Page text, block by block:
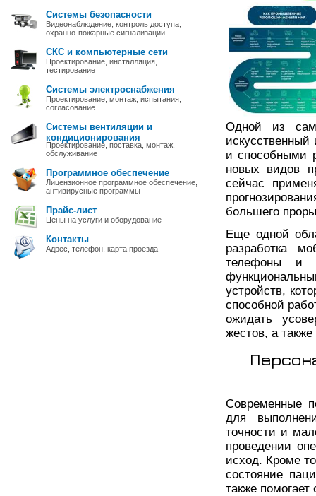
Системы безопасности
Видеонаблюдение, контроль доступа,
охранно-пожарные сигнализации
СКС и компьютерные сети
Проектирование, инсталляция,
тестирование
Системы электроснабжения
Проектирование, монтаж, испытания,
согласование
Системы вентиляции и
кондиционирования
Проектирование, поставка, монтаж,
обслуживание
Программное обеспечение
Лицензионное программное обеспечение,
антивирусные программы
Прайс-лист
Цены на услуги и оборудование
Контакты
Адрес, телефон, карта проезда
Одной из
и способными
новых видов
сейчас
большего
Еще одной
разработка
телефоны и
устройств,
способной
ожидать
жестов, а
Современные
для
точности и
проведении
исход. Кроме
состояние
также